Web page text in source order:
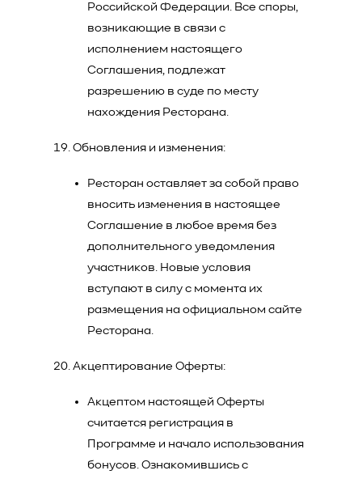
Российской Федерации. Все споры,
возникающие в связи с
исполнением настоящего
Соглашения, подлежат
разрешению в суде по месту
нахождения Ресторана.
Обновления и изменения:
Ресторан оставляет за собой право
вносить изменения в настоящее
Соглашение в любое время без
дополнительного уведомления
участников. Новые условия
вступают в силу с момента их
размещения на официальном сайте
Ресторана.
Акцептирование Оферты:
Акцептом настоящей Оферты
считается регистрация в
Программе и начало использования
бонусов. Ознакомившись с